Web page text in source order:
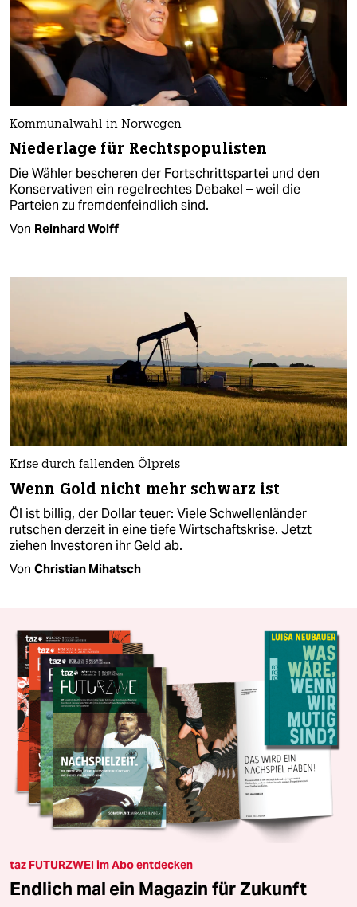
Kommunalwahl in Norwegen
Niederlage für Rechtspopulisten
Die Wähler bescheren der Fortschrittspartei und den
Konservativen ein regelrechtes Debakel – weil die
Parteien zu fremdenfeindlich sind.
Von Reinhard Wolff
Krise durch fallenden Ölpreis
Wenn Gold nicht mehr schwarz ist
Öl ist billig, der Dollar teuer: Viele Schwellenländer
rutschen derzeit in eine tiefe Wirtschaftskrise. Jetzt
ziehen Investoren ihr Geld ab.
Von Christian Mihatsch
taz FUTURZWEI im Abo entdecken
Endlich mal ein Magazin für Zukunft